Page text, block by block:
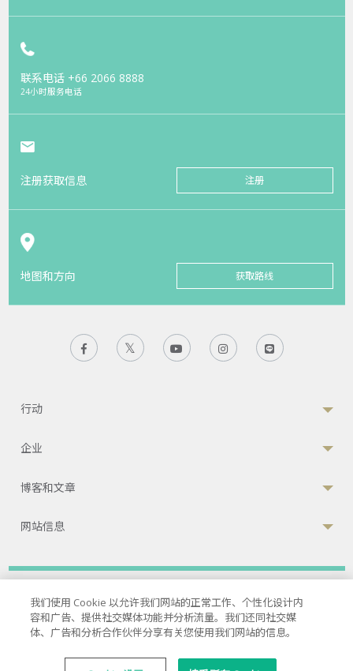
联系电话+66 2066 8888
24小时服务电话
注册获取信息 注册
地图和方向 获取路线
行动
企业
博客和文章
网站信息
隐私政策 | 服务条款 | Cookies政策
© 2026 康民国际医院
国际联合委员会（JCI）认可的医院
我们使用 Cookie 以允许我们网站的正常工作、个性化设计内
容和广告、提供社交媒体功能并分析流量。我们还同社交媒
体、广告和分析合作伙伴分享有关您使用我们网站的信息。